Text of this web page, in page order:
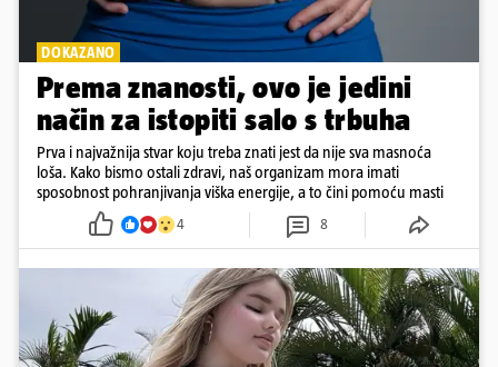
DOKAZANO
Prema znanosti, ovo je jedini
način za istopiti salo s trbuha
Prva i najvažnija stvar koju treba znati jest da nije sva masnoća
loša. Kako bismo ostali zdravi, naš organizam mora imati
sposobnost pohranjivanja viška energije, a to čini pomoću masti
4 8